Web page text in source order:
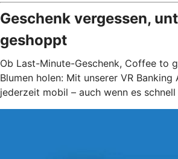
Geschenk vergessen,
geshoppt
Ob Last-Minute-Geschenk, Coffee to
Blumen holen: Mit unserer VR Banking
jederzeit mobil – auch wenn es schnell